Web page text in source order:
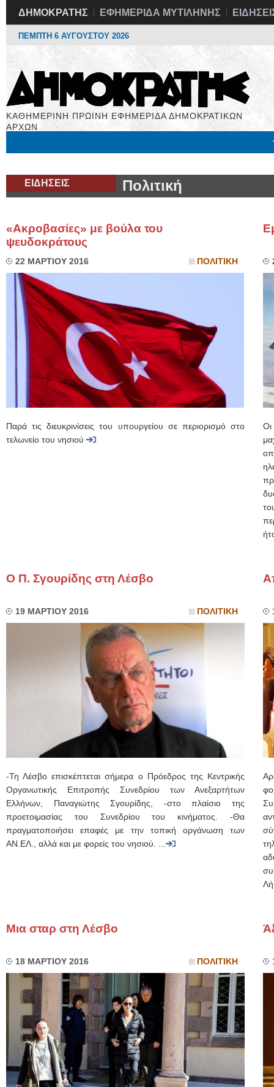
ΔΗΜΟΚΡΑΤΗΣ ΕΦΗΜΕΡΙΔΑ ΜΥΤΙΛΗΝΗΣ
ΠΕΜΠΤΗ 6 ΑΥΓΟΥΣΤΟΥ 2026
ΚΑΘΗΜΕΡΙΝΗ ΠΡΩΙΝΗ ΕΦΗΜΕΡΙΔΑ ΔΗΜΟΚΡΑΤΙΚΩΝ
ΑΡΧΩΝ
ΕΙΔΗΣΕΙΣ Πολιτική
«Ακροβασίες» με βούλα του
ψευδοκράτους
22 ΜΑΡΤΙΟΥ 2016 ΠΟΛΙΤΙΚΗ
Παρά τις διευκρινίσεις του υπουργείου σε περιορισμό στο
τελωνείο του νησιού
Ο Π. Σγουρίδης στη Λέσβο
19 ΜΑΡΤΙΟΥ 2016 ΠΟΛΙΤΙΚΗ
-Τη Λέσβο επισκέπτεται σήμερα ο Πρόεδρος της Κεντρικής
Οργανωτικής Επιτροπής Συνεδρίου των Ανεξαρτήτων
Ελλήνων, Παναγιώτης Σγουρίδης, -στο πλαίσιο της
προετοιμασίας του Συνεδρίου του κινήματος. -Θα
πραγματοποιήσει επαφές με την τοπική οργάνωση των
ΑΝ.ΕΛ., αλλά και με φορείς του νησιού. ...
Μια σταρ στη Λέσβο
18 ΜΑΡΤΙΟΥ 2016 ΠΟΛΙΤΙΚΗ